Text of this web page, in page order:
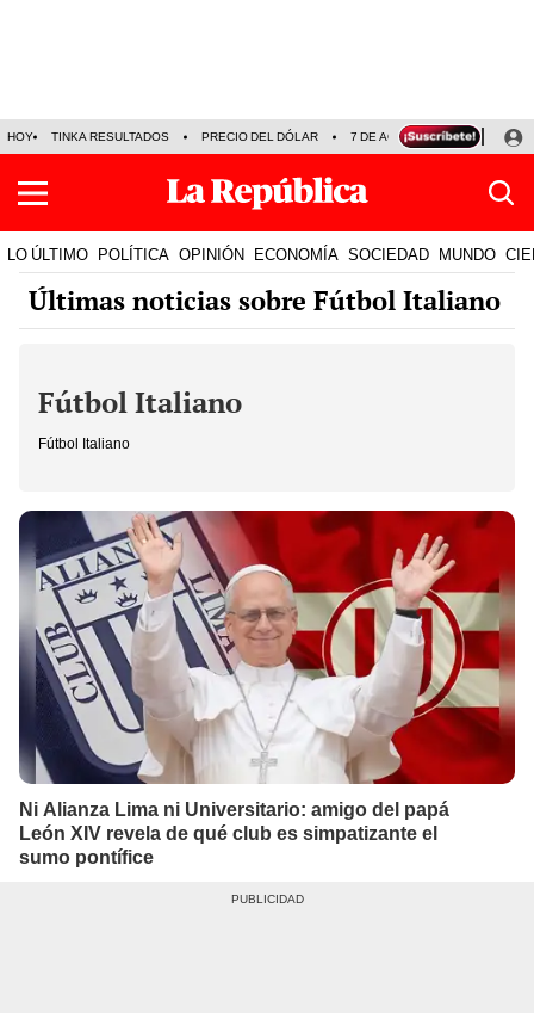
HOY TINKA RESULTADOS PRECIO DEL DÓLAR 7 DE AGOSTO OLLANTA
LO ÚLTIMO POLÍTICA OPINIÓN ECONOMÍA SOCIEDAD MUNDO
Últimas noticias sobre Fútbol Italiano
Fútbol Italiano
Fútbol Italiano
Ni Alianza Lima ni Universitario: amigo del papá
León XIV revela de qué club es simpatizante el
sumo pontífice